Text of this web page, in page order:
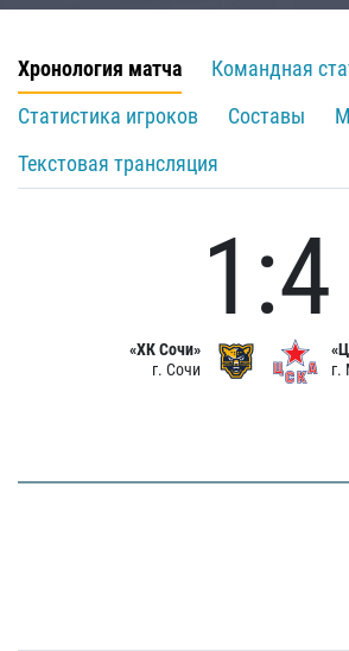
Хронология матча
Командная
Статистика игроков
Составы
Текстовая трансляция
«ХК Сочи»
г. Сочи
1:4
г.